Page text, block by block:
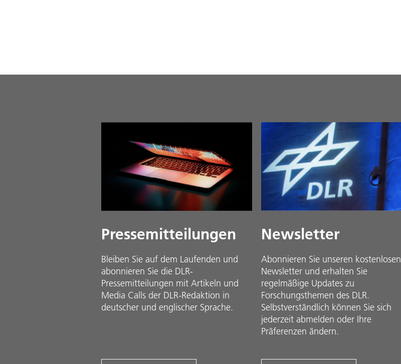
Pressemitteilungen
Bleiben Sie auf dem Laufenden und
abonnieren Sie die DLR-
Pressemitteilungen mit Artikeln und
Media Calls der DLR-Redaktion in
deutscher und englischer Sprache.
Newsletter
Abonnieren Sie unseren kostenlosen
Newsletter und erhalten Sie
regelmäßige Updates zu
Forschungsthemen des DLR.
Selbstverständlich können Sie sich
jederzeit abmelden oder Ihre
Präferenzen ändern.